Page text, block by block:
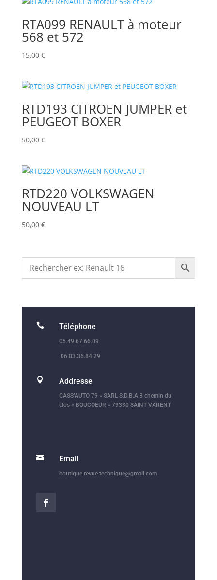
RTA099 RENAULT à moteur
568 et 572
15,00 €
RTD193 CITROEN JUMPER et
PEUGEOT BOXER
50,00 €
RTD220 VOLKSWAGEN
NOUVEAU LT
50,00 €
 Téléphone
05.49.67.66.09
06.83.36.84.29
 Addresse
CASS’AUTO 79 » SARL S.D.B.A 3 chemin du
clos « BOUCOEUR » 79330 SAINT VARENT
 Email
boutique.revue.technique@gmail.com